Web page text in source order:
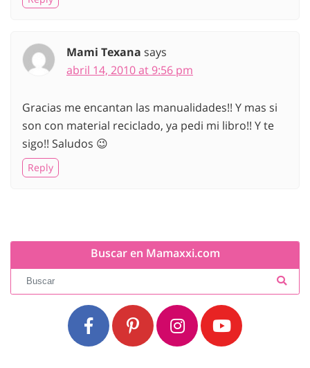
Mami Texana says
abril 14, 2010 at 9:56 pm
Gracias me encantan las manualidades!! Y mas si
son con material reciclado, ya pedi mi libro!! Y te
sigo!! Saludos 😉
Reply
Buscar en Mamaxxi.com